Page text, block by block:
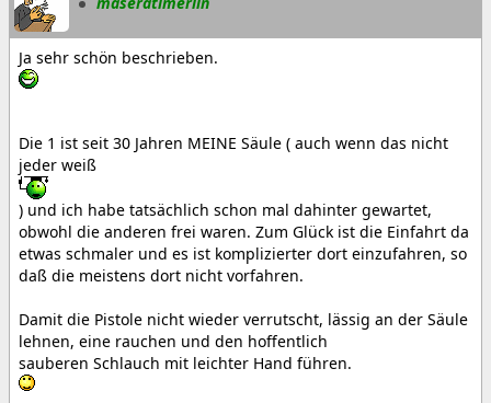
Ja sehr schön beschrieben.
Die 1 ist seit 30 Jahren MEINE Säule ( auch wenn das nicht
jeder weiß
) und ich habe tatsächlich schon mal dahinter gewartet,
obwohl die anderen frei waren. Zum Glück ist die Einfahrt da
etwas schmaler und es ist komplizierter dort einzufahren, so
daß die meistens dort nicht vorfahren.
Damit die Pistole nicht wieder verrutscht, lässig an der Säule
lehnen, eine rauchen und den hoffentlich
sauberen Schlauch mit leichter Hand führen.